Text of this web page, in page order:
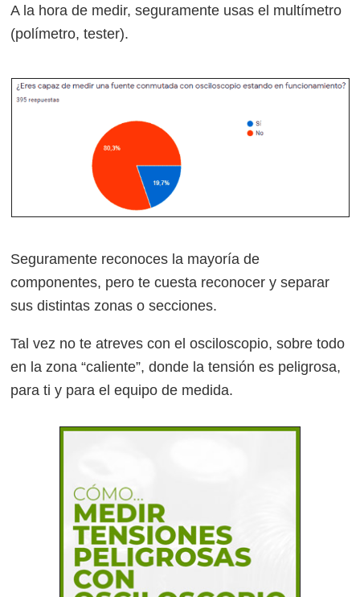
A la hora de medir, seguramente usas el multímetro
(polímetro, tester).
Seguramente reconoces la mayoría de
componentes, pero te cuesta reconocer y separar
sus distintas zonas o secciones.
Tal vez no te atreves con el osciloscopio, sobre todo
en la zona “caliente”, donde la tensión es peligrosa,
para ti y para el equipo de medida.